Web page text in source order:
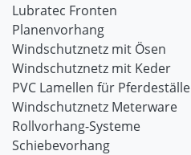
Lubratec Fronten
Planenvorhang
Windschutznetz mit Ösen
Windschutznetz mit Keder
PVC Lamellen für Pferdeställe
Windschutznetz Meterware
Rollvorhang-Systeme
Schiebevorhang